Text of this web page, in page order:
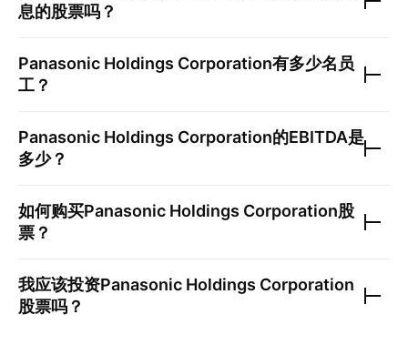
息的股票吗？
Panasonic Holdings Corporation有多少名员
工？
Panasonic Holdings Corporation的EBITDA是
多少？
如何购买Panasonic Holdings Corporation股
票？
我应该投资Panasonic Holdings Corporation
股票吗？